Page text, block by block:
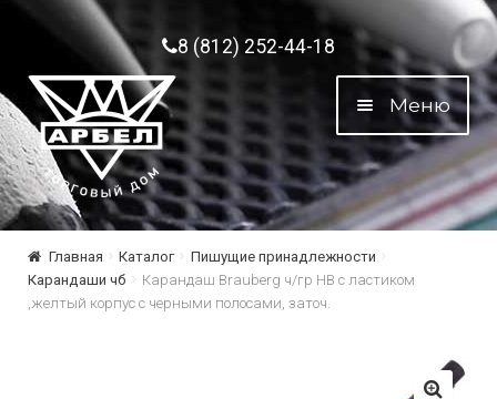
Перейти к навигации
Перейти к содержимому8 (812) 252-44-18
Меню
Главная Каталог
Пишущие принадлежности
Карандаши чб
Карандаш Brauberg ч/гр HB с ластиком
,желтый корпус с черными полосами, заточ.